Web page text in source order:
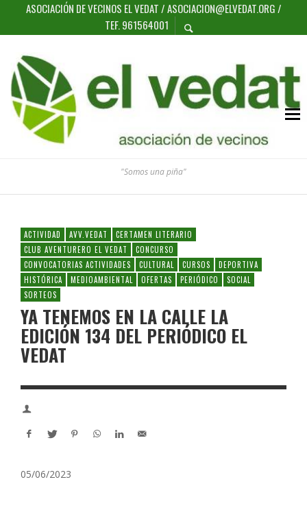
ASOCIACIÓN DE VECINOS EL VEDAT / ASOCIACION@ELVEDAT.ORG /
TEF. 961564001
"Somos una piña"
ACTIVIDAD AVV.VEDAT
CERTAMEN LITERARIO
CLUB AVENTURERO EL VEDAT
CONCURSO
CONVOCATORIAS ACTIVIDADES
CULTURAL CURSOS
DEPORTIVA
HISTÓRICA
MEDIOAMBIENTAL OFERTAS PERIÓDICO
SOCIAL
SORTEOS
YA TENEMOS EN LA CALLE LA
EDICIÓN 134 DEL PERIÓDICO EL
VEDAT
05/06/2023